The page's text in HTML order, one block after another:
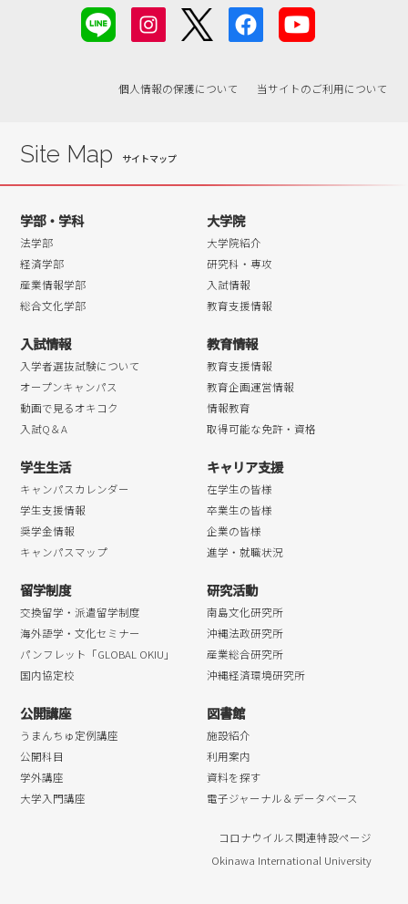
2019年04月
2019年03月
2018年11月
2018年08月
2018年07月
2018年06月
2018年05月
2018年04月
個人情報の保護について 当サイトのご利用について
Site Map
学部・学科
法学部
経済学部
産業情報学部
総合文化学部
大学院
大学院紹介
研究科・専攻
入試情報
教育支援情報
入試情報
入学者選抜試験について
オープンキャンパス
動画で見るオキコク
入試Q＆A
教育情報
教育支援情報
教育企画運営情報
情報教育
取得可能な免許・資格
学生生活
キャンパスカレンダー
学生支援情報
奨学金情報
キャンパスマップ
キャリア支援
在学生の皆様
卒業生の皆様
企業の皆様
進学・就職状況
留学制度
交換留学・派遣留学制度
海外語学・文化セミナー
パンフレット「GLOBAL OKIU」
国内協定校
研究活動
南島文化研究所
沖縄法政研究所
産業総合研究所
沖縄経済環境研究所
公開講座
うまんちゅ定例講座
公開科目
学外講座
大学入門講座
図書館
施設紹介
利用案内
資料を探す
電子ジャーナル＆データベース
コロナウイルス関連特設ページ
Okinawa International University